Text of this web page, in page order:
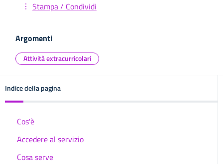
Stampa / Condividi
Argomenti
Attività extracurricolari
Indice della pagina
Cos'è
Accedere al servizio
Cosa serve